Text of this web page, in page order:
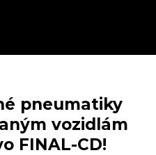
pneumatiky
vozidlám
FINAL-CD!